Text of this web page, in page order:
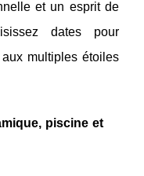
et un esprit de
dates pour
multiples étoiles
piscine et